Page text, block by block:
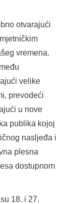
otvarajući
vremena.
velike
prevodeći
u nove
publika kojoj
nasljeđa i
plesna
dostupnom
18. i 27.